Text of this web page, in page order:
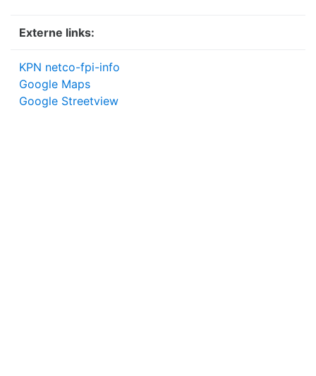
Externe links:
KPN netco-fpi-info
Google Maps
Google Streetview